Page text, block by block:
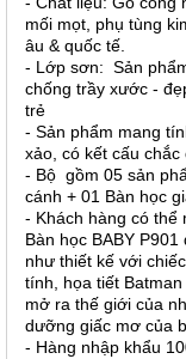
mối mọt, phụ tùng
âu & quốc tế.
- Lớp sơn: Sản
chống trầy xước -
trẻ
- Sản phẩm mang
xảo, có kết cấu chắc
- Bộ gồm 05 sản
cánh + 01 Bàn học
- Khách hàng có thể
Bàn học BABY
như thiết kế với
tính, họa tiết
mở ra thế giới của
dưỡng giấc mơ của
- Hàng nhập khẩu